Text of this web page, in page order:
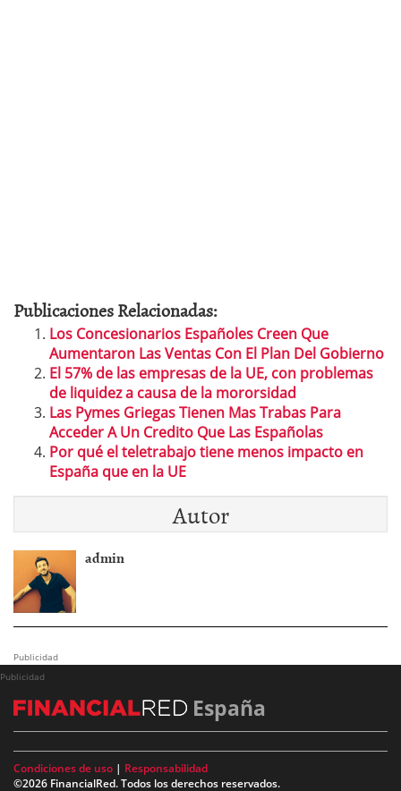
Publicaciones Relacionadas:
Los Concesionarios Españoles Creen Que
Aumentaron Las Ventas Con El Plan Del Gobierno
El 57% de las empresas de la UE, con problemas
de liquidez a causa de la mororsidad
Las Pymes Griegas Tienen Mas Trabas Para
Acceder A Un Credito Que Las Españolas
Por qué el teletrabajo tiene menos impacto en
España que en la UE
Autor
admin
Publicidad
Publicidad
España
Condiciones de uso | Responsabilidad
©2026 FinancialRed. Todos los derechos reservados.